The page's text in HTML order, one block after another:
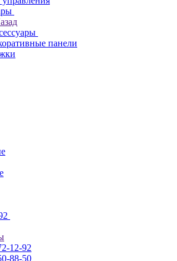
панели
12-92
88-50